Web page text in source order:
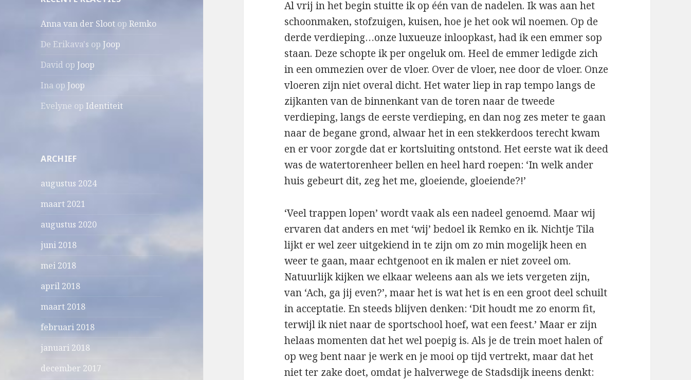
Anna van der Sloot opRemko
De Erikava's opJoop
David opJoop
Ina opJoop
Evelyne opIdentiteit
ARCHIEF
augustus 2024
maart 2021
augustus 2020
juni 2018
mei 2018
april 2018
maart 2018
februari 2018
januari 2018
december 2017
Al vrij in het begin stuitte ik op één van de nadelen. Ik was aan het
schoonmaken, stofzuigen, kuisen, hoe je het ook wil noemen. Op de
derde verdieping…onze luxueuze inloopkast, had ik een emmer sop
staan. Deze schopte ik per ongeluk om. Heel de emmer ledigde zich
in een ommezien over de vloer. Over de vloer, nee door de vloer. Onze
vloeren zijn niet overal dicht. Het water liep in rap tempo langs de
zijkanten van de binnenkant van de toren naar de tweede
verdieping, langs de eerste verdieping, en dan nog zes meter te gaan
naar de begane grond, alwaar het in een stekkerdoos terecht kwam
en er voor zorgde dat er kortsluiting ontstond. Het eerste wat ik deed
was de watertorenheer bellen en heel hard roepen: ‘In welk ander
huis gebeurt dit, zeg het me, gloeiende, gloeiende?!’
‘Veel trappen lopen’ wordt vaak als een nadeel genoemd. Maar wij
ervaren dat anders en met ‘wij’ bedoel ik Remko en ik. Nichtje Tila
lijkt er wel zeer uitgekiend in te zijn om zo min mogelijk heen en
weer te gaan, maar echtgenoot en ik malen er niet zoveel om.
Natuurlijk kijken we elkaar weleens aan als we iets vergeten zijn,
van ‘Ach, ga jij even?’, maar het is wat het is en een groot deel schuilt
in acceptatie. En steeds blijven denken: ‘Dit houdt me zo enorm fit,
terwijl ik niet naar de sportschool hoef, wat een feest.’ Maar er zijn
helaas momenten dat het wel poepig is. Als je de trein moet halen of
op weg bent naar je werk en je mooi op tijd vertrekt, maar dat het
niet ter zake doet, omdat je halverwege de Stadsdijk ineens denkt: